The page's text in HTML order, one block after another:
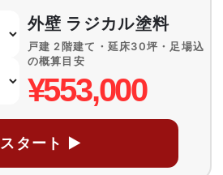
外壁 ラジカル塗料
戸建 2階建て・延床30坪・足場込
の概算目安
¥553,000
スタート ▶